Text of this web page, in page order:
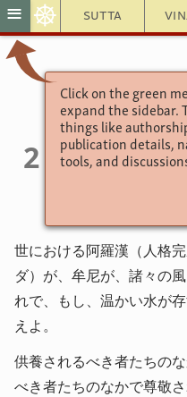
Sutta
≡ ☸
Click on the green
expand the sidebar.
things like
publication details,
tools, and
>
８ テ
2．33. ウパ
世における阿羅漢（人格
ダ）が、牟尼が、諸々の
れで、もし、温かい水が
えよ。
供養されるべき者たちの
べき者たちのなかで尊敬